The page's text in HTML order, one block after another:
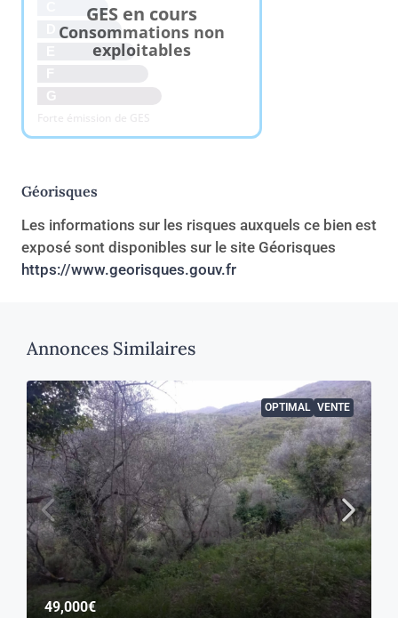
G
Forte émission de GES
GES en cours
Consommations non
exploitables
Géorisques
Les informations sur les risques auxquels ce bien est
exposé sont disponibles sur le site Géorisques
https://www.georisques.gouv.fr
Annonces Similaires
OPTIMAL VENTE
49,000€